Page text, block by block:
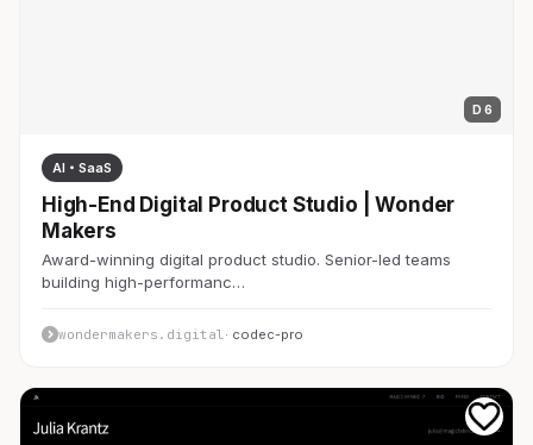
D 6
AI・SaaS
High-End Digital Product Studio | Wonder
Makers
Award-winning digital product studio. Senior-led teams
building high-performanc…
wondermakers.digital · codec-pro